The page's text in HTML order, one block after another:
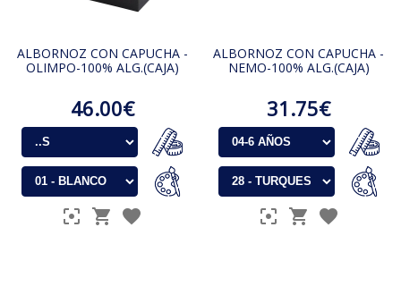
ALBORNOZ CON CAPUCHA -
OLIMPO-100% ALG.(CAJA)
46.00€
ALBORNOZ CON CAPUCHA -
NEMO-100% ALG.(CAJA)
31.75€